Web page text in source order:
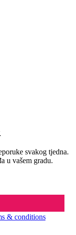
svakog tjedna.
u vašem gradu.
& conditions